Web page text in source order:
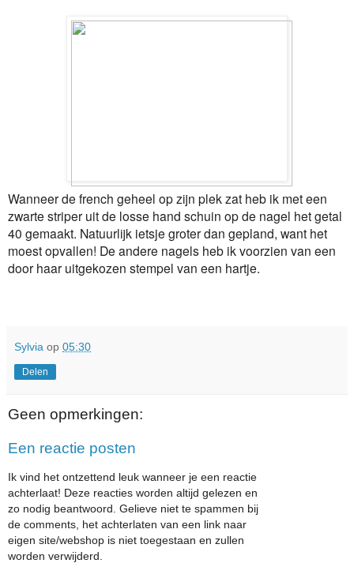
Wanneer de french geheel op zijn plek zat heb ik met een
zwarte striper uit de losse hand schuin op de nagel het getal
40 gemaakt. Natuurlijk ietsje groter dan gepland, want het
moest opvallen! De andere nagels heb ik voorzien van een
door haar uitgekozen stempel van een hartje.
Sylvia op 05:30
Delen
Geen opmerkingen:
Een reactie posten
Ik vind het ontzettend leuk wanneer je een reactie
achterlaat! Deze reacties worden altijd gelezen en
zo nodig beantwoord. Gelieve niet te spammen bij
de comments, het achterlaten van een link naar
eigen site/webshop is niet toegestaan en zullen
worden verwijderd.